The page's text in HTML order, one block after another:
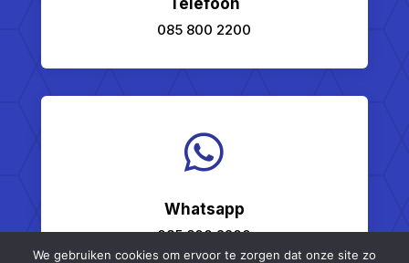
085 800 2200

Whatsapp
085 800 2200
We gebruiken cookies om ervoor te zorgen dat onze site zo